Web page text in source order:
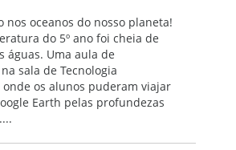
nos oceanos do nosso planeta!
do 5º ano foi cheia de
águas. Uma aula de
sala de Tecnologia
onde os alunos puderam viajar
Earth pelas profundezas